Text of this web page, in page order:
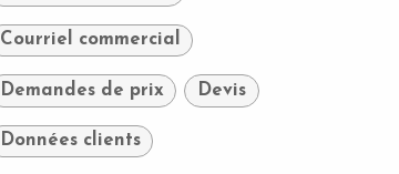
Courriel commercial
Demandes de prix Devis
Données clients